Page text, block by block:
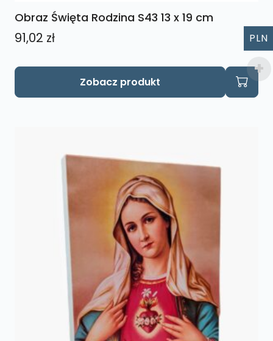
Obraz Święta Rodzina S43 13 x 19 cm
91,02 zł
Zobacz produkt
PLN